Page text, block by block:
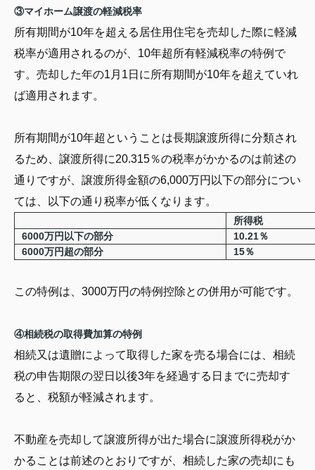
③マイホーム譲渡の軽減税率
所有期間が10年を超える居住用住宅を売却した際に軽減
税率が適用されるのが、10年超所有軽減税率の特例で
す。売却した年の1月1日に所有期間が10年を超えていれ
ば適用されます。
所有期間が10年超ということは長期譲渡所得に分類され
るため、譲渡所得に20.315％の税率がかかるのは前述の
通りですが、譲渡所得金額の6,000万円以下の部分につい
ては、以下の通り税率が低くなります。
所得税
6000万円以下の部分
10.21％
6000万円超の部分
15％
この特例は、3000万円の特例控除との併用が可能です。
④相続税の取得費加算の特例
相続又は遺贈によって取得した家を売る場合には、相続
税の申告期限の翌日以後3年を経過する日までに売却す
ると、税額が軽減されます。
不動産を売却して譲渡所得が出た場合に譲渡所得税がか
かることは前述のとおりですが、相続した家の売却にも